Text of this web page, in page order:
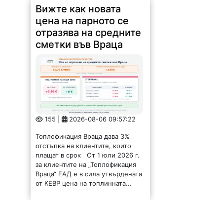
Вижте как новата
цена на парното се
отразява на средните
сметки във Враца
155 | 2026-08-06 09:57:22
Топлофикация Враца дава 3%
отстъпка на клиентите, които
плащат в срок От 1 юли 2026 г.
за клиентите на „Топлофикация
Враца“ ЕАД е в сила утвърдената
от КЕВР цена на топлинната...